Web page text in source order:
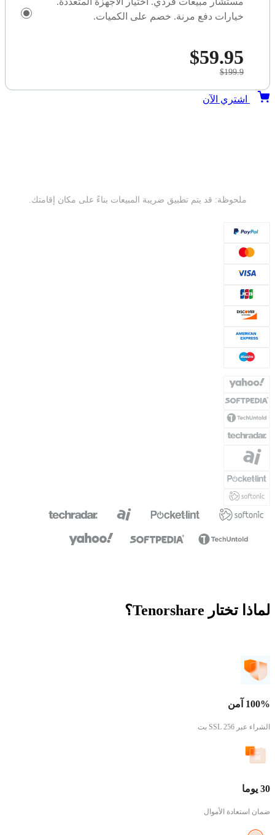
خيارات دفع مرنة. خصم على الكميات.
$59.95
$199.9
اشتري الآن
ملحوظة: قد يتم تطبيق ضريبة المبيعات بناءً على مكان إقامتك.
لماذا تختار Tenorshare؟
100% آمن
الشراء عبر SSL 256 بت
30 يوما
ضمان استعادة الأموال